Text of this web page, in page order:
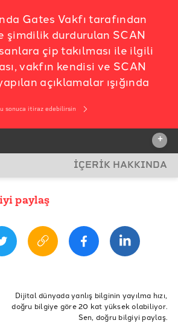
Gates Vakfı tarafından
şimdilik durdurulan SCAN
çip takılması ile ilgili
vakfın kendisi ve SCAN
açıklamalar ışığında
sonuca itiraz edebilirsin
+
projenin durdurulma açıklaması
İÇERİK HAKKINDA
Doğrulama koronavirüs
COVID-19
korona virüs
bill gates
paylaş
Dijital dünyada yanlış bilginin yayılma hızı,
doğru bilgiye göre 20 kat yüksek olabiliyor.
Sen, doğru bilgiyi paylaş.